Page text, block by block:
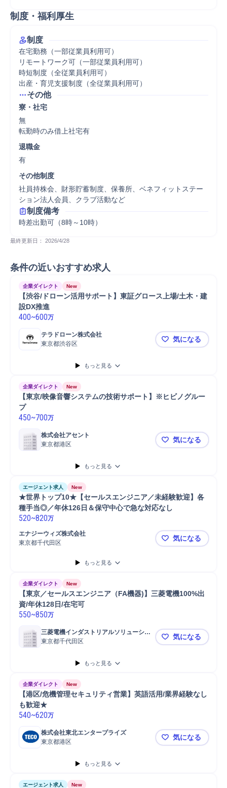
制度・福利厚生
制度
在宅勤務（一部従業員利用可）
リモートワーク可（一部従業員利用可）
時短制度（全従業員利用可）
出産・育児支援制度（全従業員利用可）
その他
寮・社宅
無
転勤時のみ借上社宅有
退職金
有
その他制度
社員持株会、財形貯蓄制度、保養所、ベネフィットステー
ション法人会員、クラブ活動など
制度備考
時差出勤可（8時～10時）
最終更新日： 2026/4/28
条件の近いおすすめ求人
企業ダイレクト New
【渋谷/ドローン活用サポート】東証グロース上場/土木・建
設DX推進
400~600万
テラドローン株式会社
東京都渋谷区
【渋谷/ドロ
気になる
もっと見る
企業ダイレクト New
【東京/映像音響システムの技術サポート】※ヒビノグルー
プ
450~700万
株式会社アセント
東京都港区
【東京/映
気になる
もっと見る
エージェント求人 New
★世界トップ10★【セールスエンジニア／未経験歓迎】各
種手当◎／年休126日＆保守中心で急な対応なし
520~820万
エナジーウィズ株式会社
東京都千代田区
★世界トッ
気になる
もっと見る
企業ダイレクト New
【東京／セールスエンジニア（FA機器)】三菱電機100%出
資/年休128日/在宅可
550~850万
三菱電機インダストリアルソリューショ
ンズ株式会社
東京都千代田区 【東京／セ
気になる
もっと見る
企業ダイレクト New
【港区/危機管理セキュリティ営業】英語活用/業界経験なし
も歓迎★
540~620万
株式会社東北エンタープライズ
東京都港区
【港区/危
気になる
もっと見る
エージェント求人 New